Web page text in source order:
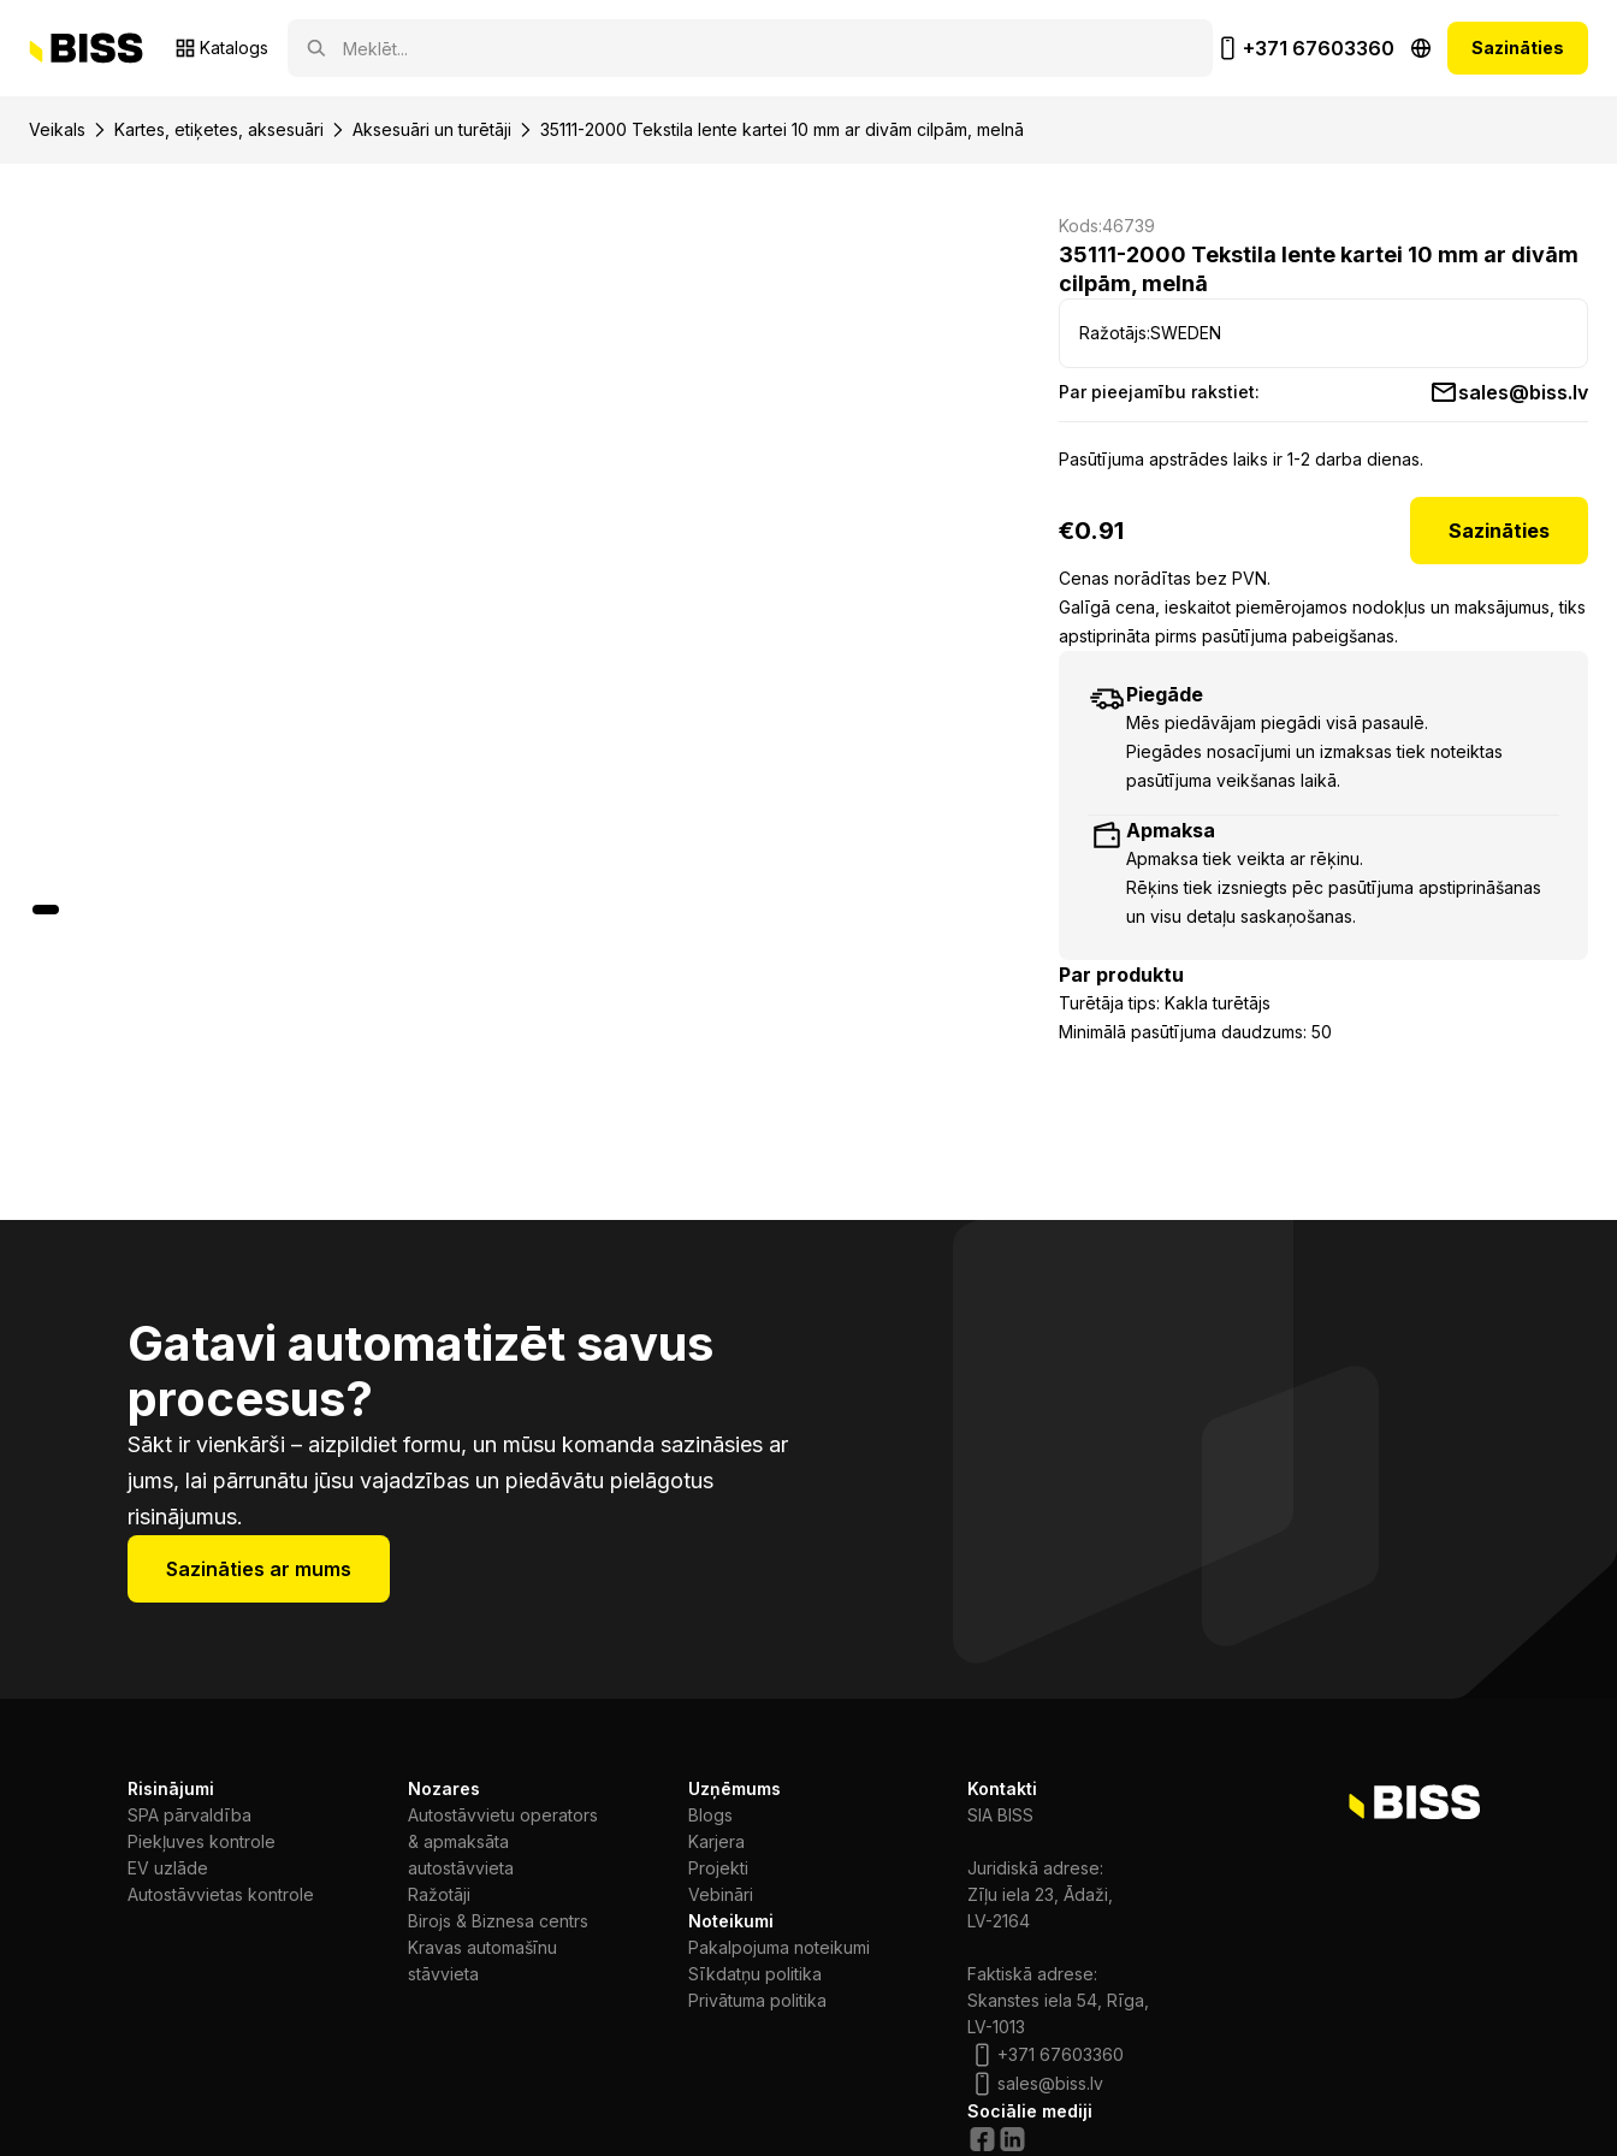
Katalogs +371 67603360 Sazināties
Veikals Kartes, etiķetes, aksesuāri Aksesuāri un turētāji 35111-2000 Tekstila lente kartei 10 mm ar divām cilpām, melnā
Kods:46739
35111-2000 Tekstila lente kartei 10 mm ar divām
cilpām, melnā
Ražotājs:SWEDEN
Par pieejamību rakstiet: sales@biss.lv
Pasūtījuma apstrādes laiks ir 1-2 darba dienas.
€0.91 Sazināties
Cenas norādītas bez PVN.
Galīgā cena, ieskaitot piemērojamos nodokļus un maksājumus, tiks
apstiprināta pirms pasūtījuma pabeigšanas.
Piegāde
Mēs piedāvājam piegādi visā pasaulē.
Piegādes nosacījumi un izmaksas tiek noteiktas
pasūtījuma veikšanas laikā.
Apmaksa
Apmaksa tiek veikta ar rēķinu.
Rēķins tiek izsniegts pēc pasūtījuma apstiprināšanas
un visu detaļu saskaņošanas.
Par produktu
Turētāja tips: Kakla turētājs
Minimālā pasūtījuma daudzums: 50
Gatavi automatizēt savus
procesus?
Sākt ir vienkārši – aizpildiet formu, un mūsu komanda sazināsies ar
jums, lai pārrunātu jūsu vajadzības un piedāvātu pielāgotus
risinājumus.
Sazināties ar mums
Risinājumi
SPA pārvaldība
Piekļuves kontrole
EV uzlāde
Autostāvvietas kontrole
Nozares
Autostāvvietu operators
& apmaksāta
autostāvvieta
Ražotāji
Birojs & Biznesa centrs
Kravas automašīnu
stāvvieta
Uzņēmums
Blogs
Karjera
Projekti
Vebināri
Noteikumi
Pakalpojuma noteikumi
Sīkdatņu politika
Privātuma politika
Kontakti
SIA BISS
Juridiskā adrese:
Zīļu iela 23, Ādaži,
LV-2164
Faktiskā adrese:
Skanstes iela 54, Rīga,
LV-1013
+371 67603360
sales@biss.lv
Sociālie mediji